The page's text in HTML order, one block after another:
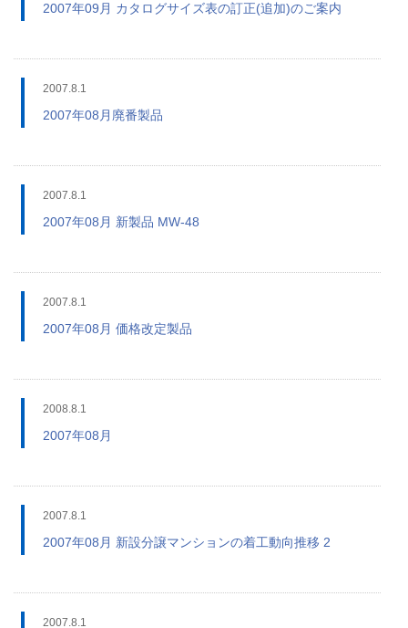
2007年09月 カタログサイズ表の訂正(追加)のご案内
2007.8.1
2007年08月廃番製品
2007.8.1
2007年08月 新製品 MW-48
2007.8.1
2007年08月 価格改定製品
2008.8.1
2007年08月
2007.8.1
2007年08月 新設分譲マンションの着工動向推移 2
2007.8.1